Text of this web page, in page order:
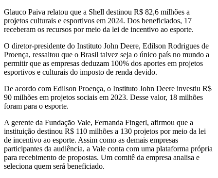
Glauco Paiva relatou que a Shell destinou R$ 82,6 milhões a
projetos culturais e esportivos em 2024. Dos beneficiados, 17
receberam os recursos por meio da lei de incentivo ao esporte.
O diretor-presidente do Instituto John Deere, Edilson Rodrigues de
Proença, ressaltou que o Brasil talvez seja o único país no mundo a
permitir que as empresas deduzam 100% dos aportes em projetos
esportivos e culturais do imposto de renda devido.
De acordo com Edilson Proença, o Instituto John Deere investiu R$
90 milhões em projetos sociais em 2023. Desse valor, 18 milhões
foram para o esporte.
A gerente da Fundação Vale, Fernanda Fingerl, afirmou que a
instituição destinou R$ 110 milhões a 130 projetos por meio da lei
de incentivo ao esporte. Assim como as demais empresas
participantes da audiência, a Vale conta com uma plataforma própria
para recebimento de propostas. Um comitê da empresa analisa e
seleciona quem será beneficiado.